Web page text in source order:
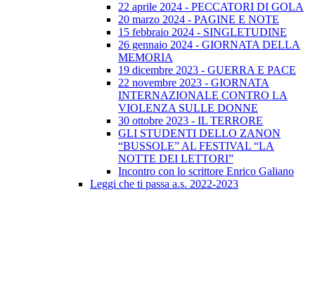
22 aprile 2024 - PECCATORI DI GOLA
20 marzo 2024 - PAGINE E NOTE
15 febbraio 2024 - SINGLETUDINE
26 gennaio 2024 - GIORNATA DELLA
MEMORIA
19 dicembre 2023 - GUERRA E PACE
22 novembre 2023 - GIORNATA
INTERNAZIONALE CONTRO LA
VIOLENZA SULLE DONNE
30 ottobre 2023 - IL TERRORE
GLI STUDENTI DELLO ZANON
“BUSSOLE” AL FESTIVAL “LA
NOTTE DEI LETTORI”
Incontro con lo scrittore Enrico Galiano
Leggi che ti passa a.s. 2022-2023